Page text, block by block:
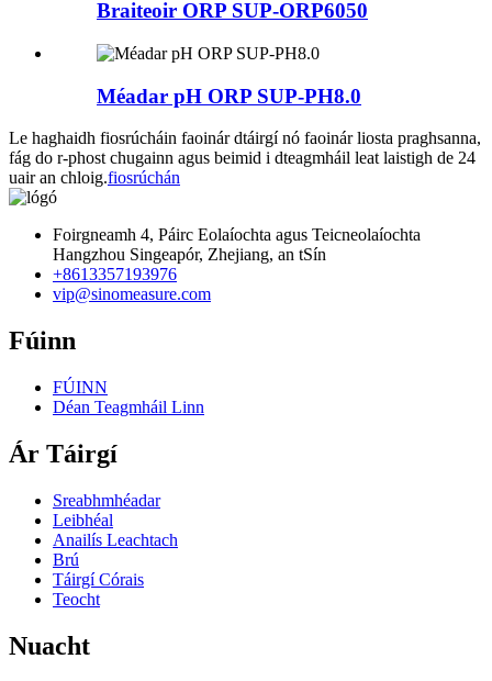
Braiteoir ORP SUP-ORP6050
Méadar pH ORP SUP-PH8.0
Le haghaidh fiosrúcháin faoinár dtáirgí nó faoinár liosta praghsanna,
fág do r-phost chugainn agus beimid i dteagmháil leat laistigh de 24
uair an chloig.fiosrúchán
Foirgneamh 4, Páirc Eolaíochta agus Teicneolaíochta
Hangzhou Singeapór, Zhejiang, an tSín
+8613357193976
vip@sinomeasure.com
Fúinn
FÚINN
Déan Teagmháil Linn
Ár Táirgí
Sreabhmhéadar
Leibhéal
Anailís Leachtach
Brú
Táirgí Córais
Teocht
Nuacht